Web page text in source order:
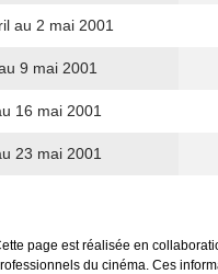
au 2 mai 2001
9 mai 2001
16 mai 2001
23 mai 2001
page est réalisée en
du cinéma. Ces